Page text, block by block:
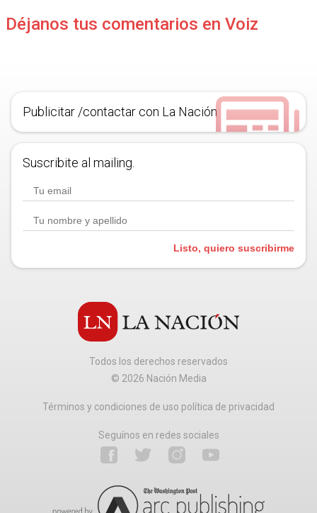
Déjanos tus comentarios en Voiz
Publicitar /contactar con La Nación
Suscribite al mailing.
Listo, quiero suscribirme
Todos los derechos reservados
© 2026 Nación Media
Términos y condiciones de uso política de privacidad
Seguínos en redes sociales